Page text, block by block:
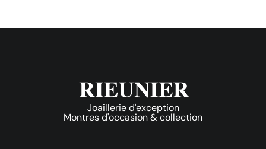
Joaillerie d'exception
Montres d'occasion & collection